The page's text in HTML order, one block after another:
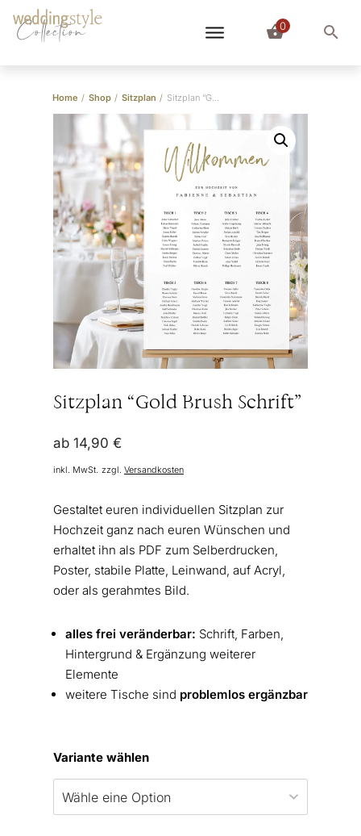
Collection 0
Home / Shop / Sitzplan / Sitzplan “Gold Brush Schrift”
Sitzplan “Gold Brush Schrift”
ab 14,90 €
inkl. MwSt. zzgl. Versandkosten
Gestaltet euren individuellen Sitzplan zur
Hochzeit ganz nach euren Wünschen und
erhaltet ihn als PDF zum Selberdrucken,
Poster, stabile Platte, Leinwand, auf Acryl,
oder als gerahmtes Bild.
alles frei veränderbar: Schrift, Farben,
Hintergrund & Ergänzung weiterer
Elemente
weitere Tische sind problemlos ergänzbar
Variante wählen